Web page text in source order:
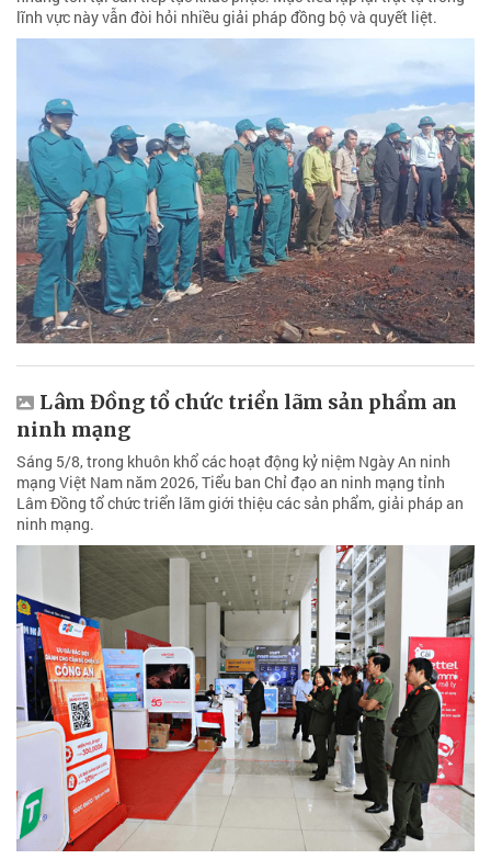
lĩnh vực này vẫn đòi hỏi nhiều giải pháp đồng bộ và quyết liệt.
Lâm Đồng tổ chức triển lãm sản phẩm an
ninh mạng
Sáng 5/8, trong khuôn khổ các hoạt động kỷ niệm Ngày An ninh
mạng Việt Nam năm 2026, Tiểu ban Chỉ đạo an ninh mạng tỉnh
Lâm Đồng tổ chức triển lãm giới thiệu các sản phẩm, giải pháp an
ninh mạng.